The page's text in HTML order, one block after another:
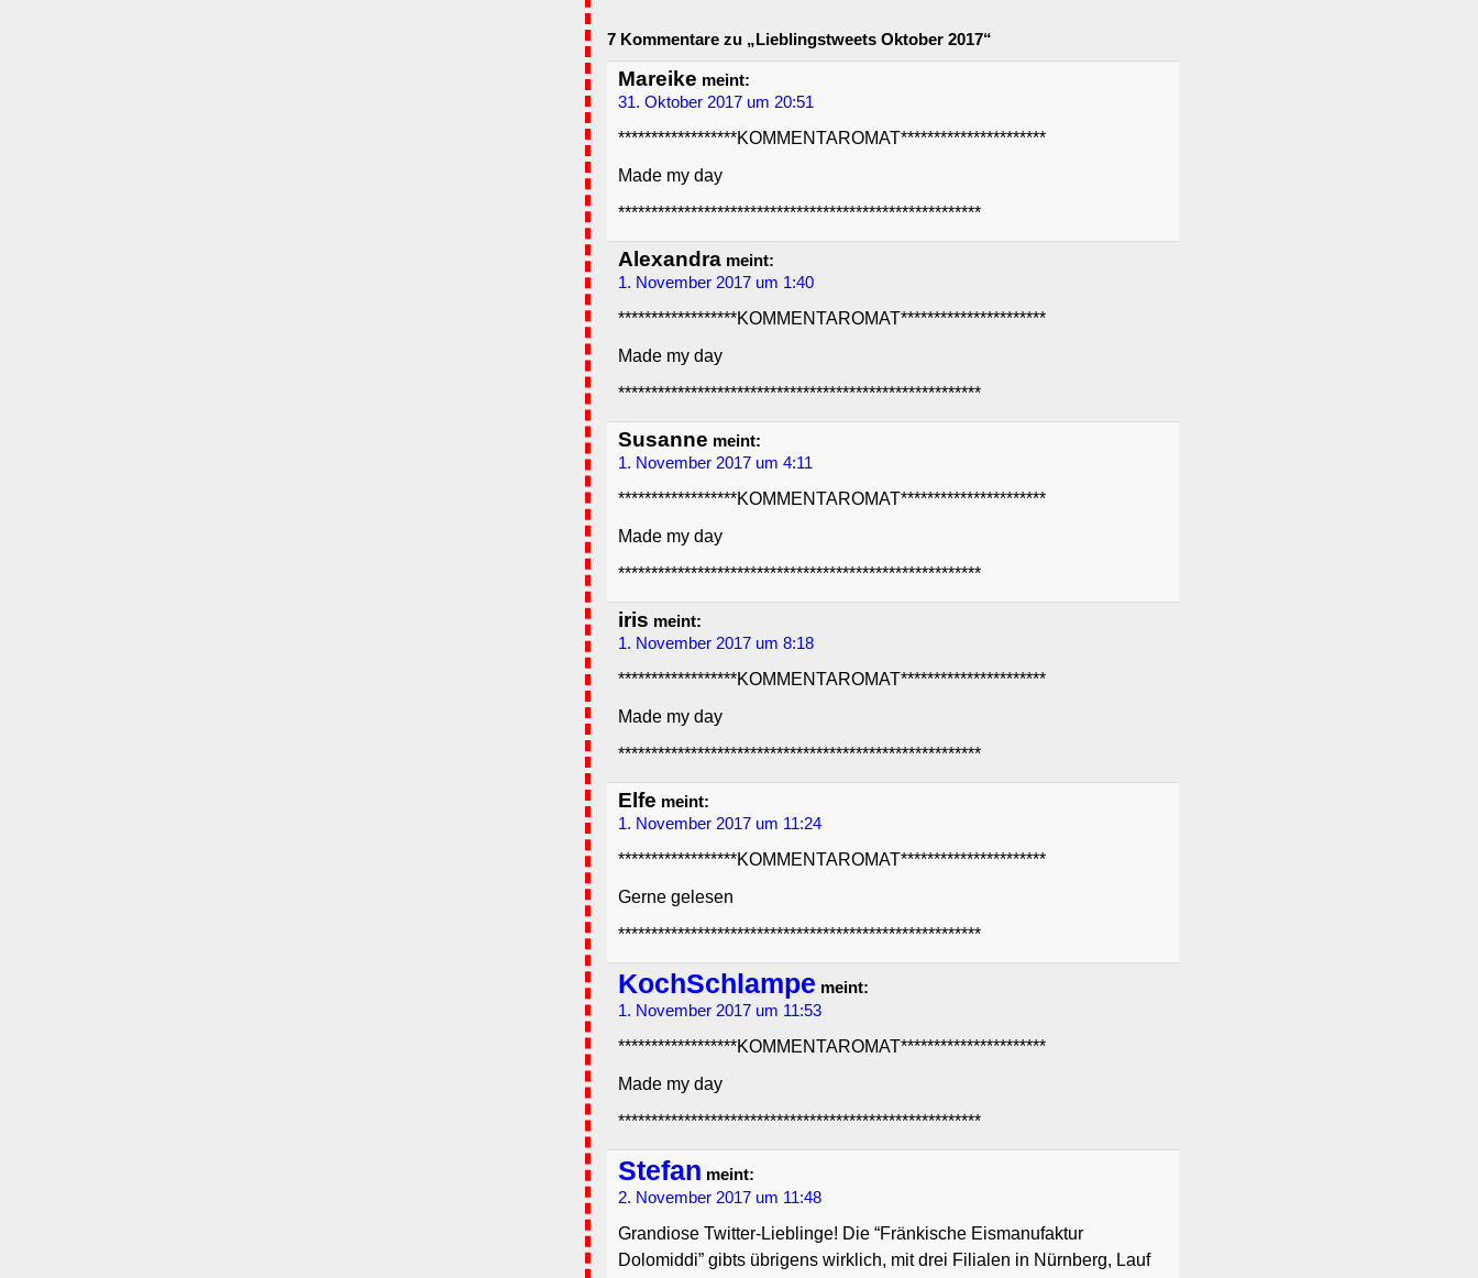
7 Kommentare zu „Lieblingstweets Oktober 2017“
Mareike meint:
31. Oktober 2017 um 20:51
******************KOMMENTAROMAT**********************
Made my day
*******************************************************
Alexandra meint:
1. November 2017 um 1:40
******************KOMMENTAROMAT**********************
Made my day
*******************************************************
Susanne meint:
1. November 2017 um 4:11
******************KOMMENTAROMAT**********************
Made my day
*******************************************************
iris meint:
1. November 2017 um 8:18
******************KOMMENTAROMAT**********************
Made my day
*******************************************************
Elfe meint:
1. November 2017 um 11:24
******************KOMMENTAROMAT**********************
Gerne gelesen
*******************************************************
KochSchlampe meint:
1. November 2017 um 11:53
******************KOMMENTAROMAT**********************
Made my day
*******************************************************
Stefan meint:
2. November 2017 um 11:48
Grandiose Twitter-Lieblinge! Die “Fränkische Eismanufaktur
Dolomiddi” gibts übrigens wirklich, mit drei Filialen in Nürnberg, Lauf